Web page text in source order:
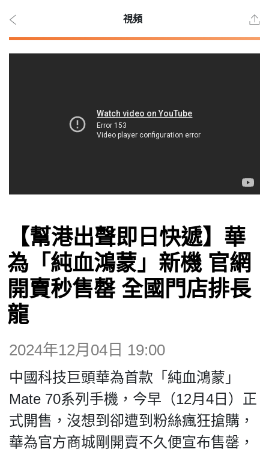
時事
觀點
博客
投票
視頻
昔日
系列
視頻
【幫港出聲即日快遞】華
為「純血鴻蒙」新機 官網
開賣秒售罄 全國門店排長
龍
2024年12月04日 19:00
中國科技巨頭華為首款「純血鴻蒙」
Mate 70系列手機，今早（12月4日）正
式開售，沒想到卻遭到粉絲瘋狂搶購，
華為官方商城剛開賣不久便宣布售罄，